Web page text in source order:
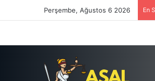
Perşembe, Ağustos 6 2026 En